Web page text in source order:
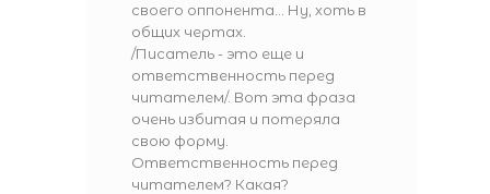
своего оппонента... Ну, хоть в
общих чертах.
/Писатель - это еще и
ответственность перед
читателем/. Вот эта фраза
очень избитая и потеряла
свою форму.
Ответственность перед
читателем? Какая?